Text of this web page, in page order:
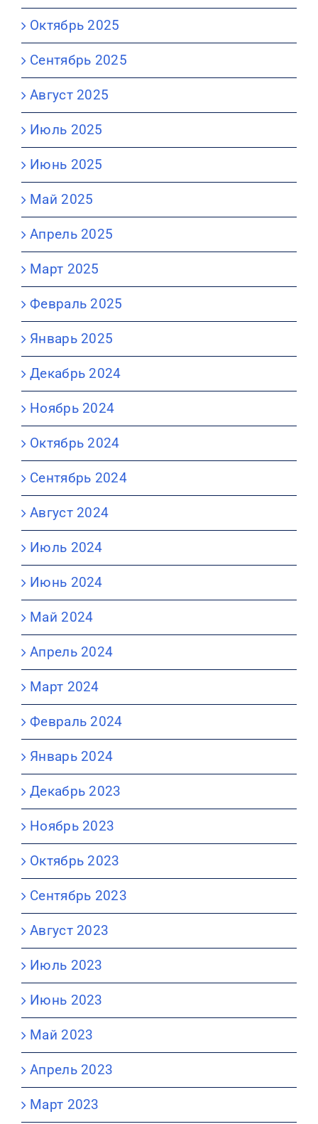
Октябрь 2025
Сентябрь 2025
Август 2025
Июль 2025
Июнь 2025
Май 2025
Апрель 2025
Март 2025
Февраль 2025
Январь 2025
Декабрь 2024
Ноябрь 2024
Октябрь 2024
Сентябрь 2024
Август 2024
Июль 2024
Июнь 2024
Май 2024
Апрель 2024
Март 2024
Февраль 2024
Январь 2024
Декабрь 2023
Ноябрь 2023
Октябрь 2023
Сентябрь 2023
Август 2023
Июль 2023
Июнь 2023
Май 2023
Апрель 2023
Март 2023